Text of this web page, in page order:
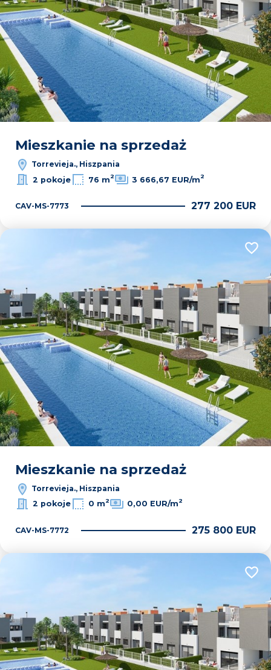
Mieszkanie na sprzedaż
Torrevieja., Hiszpania
2 pokoje
76 m2 3 666,67 EUR/m2
CAV-MS-7773 277 200 EUR
Mieszkanie na sprzedaż
Torrevieja., Hiszpania
2 pokoje
0 m2 0,00 EUR/m2
CAV-MS-7772 275 800 EUR